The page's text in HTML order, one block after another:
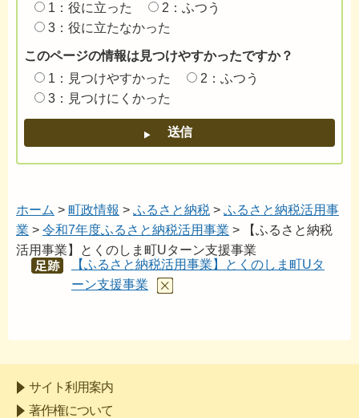
1：役に立った
2：ふつう
3：役に立たなかった
このページの情報は見つけやすかったですか？
1：見つけやすかった
2：ふつう
3：見つけにくかった
ホーム > 町政情報 > ふるさと納税 > ふるさと納税活用事
業 > 令和7年度ふるさと納税活用事業 > 【ふるさと納税
活用事業】とくのしま町Uターン支援事業
あし
【ふるさと納税活用事業】とくのしま町Uタ
ーン支援事業
サイト利用案内
著作権について